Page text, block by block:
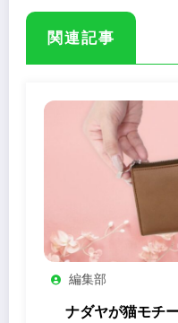
関連記事
編集部
ナダヤが猫モチ